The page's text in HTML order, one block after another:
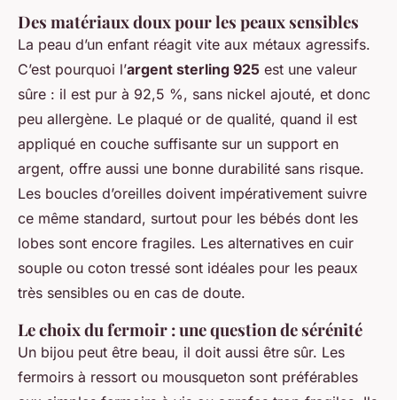
Des matériaux doux pour les peaux sensibles
La peau d’un enfant réagit vite aux métaux agressifs.
C’est pourquoi l’argent sterling 925 est une valeur
sûre : il est pur à 92,5 %, sans nickel ajouté, et donc
peu allergène. Le plaqué or de qualité, quand il est
appliqué en couche suffisante sur un support en
argent, offre aussi une bonne durabilité sans risque.
Les boucles d’oreilles doivent impérativement suivre
ce même standard, surtout pour les bébés dont les
lobes sont encore fragiles. Les alternatives en cuir
souple ou coton tressé sont idéales pour les peaux
très sensibles ou en cas de doute.
Le choix du fermoir : une question de sérénité
Un bijou peut être beau, il doit aussi être sûr. Les
fermoirs à ressort ou mousqueton sont préférables